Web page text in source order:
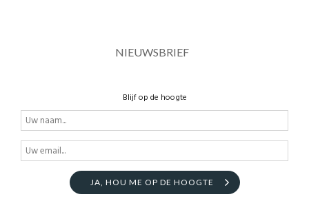
NIEUWSBRIEF
Blijf op de hoogte
JA, HOU ME OP DE HOOGTE